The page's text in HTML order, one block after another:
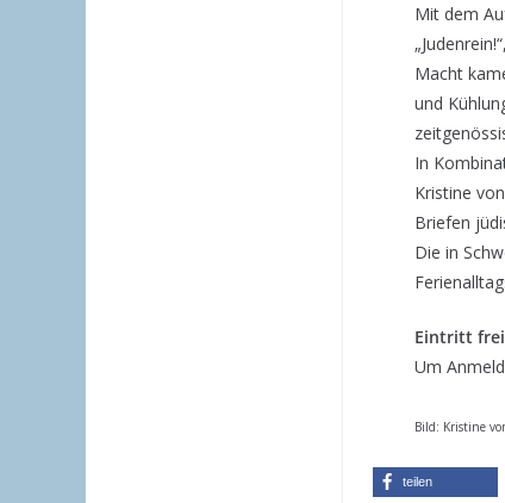
Mit dem
Macht
und
In
Kristine
Briefen
Die in
Eintritt frei
Um
Bild: Kristine
teilen